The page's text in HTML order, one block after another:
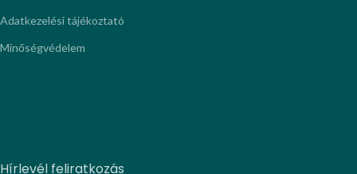
Adatkezelési tájékoztató
Minőségvédelem
Hírlevél feliratkozás